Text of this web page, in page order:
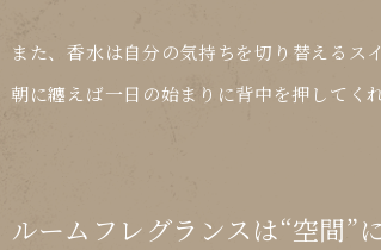
また、香水は自分の気持ちを切り替えるス
朝に纏えば一日の始まりに背中を押してく
ルームフレグランスは“空間”